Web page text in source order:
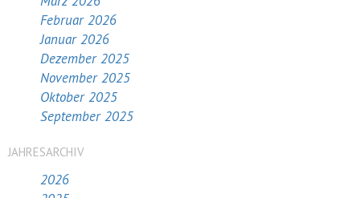
Februar 2026
Januar 2026
Dezember 2025
November 2025
Oktober 2025
September 2025
JAHRESARCHIV
2026